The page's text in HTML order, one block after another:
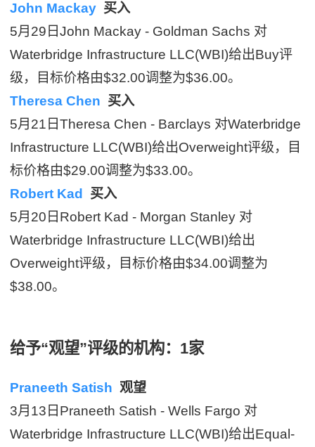
John Mackay 买入
5月29日John Mackay - Goldman Sachs 对
Waterbridge Infrastructure LLC(WBI)给出Buy评
级，目标价格由$32.00调整为$36.00。
Theresa Chen 买入
5月21日Theresa Chen - Barclays 对Waterbridge
Infrastructure LLC(WBI)给出Overweight评级，目
标价格由$29.00调整为$33.00。
Robert Kad
买入
5月20日Robert Kad - Morgan Stanley 对
Waterbridge Infrastructure LLC(WBI)给出
Overweight评级，目标价格由$34.00调整为
$38.00。
给予“观望”评级的机构：1家
Praneeth Satish 观望
3月13日Praneeth Satish - Wells Fargo 对
Waterbridge Infrastructure LLC(WBI)给出Equal-